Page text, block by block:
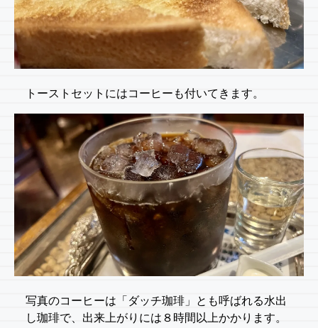
トーストセットにはコーヒーも付いてきます。
写真のコーヒーは「ダッチ珈琲」とも呼ばれる水出
し珈琲で、出来上がりには８時間以上かかります。